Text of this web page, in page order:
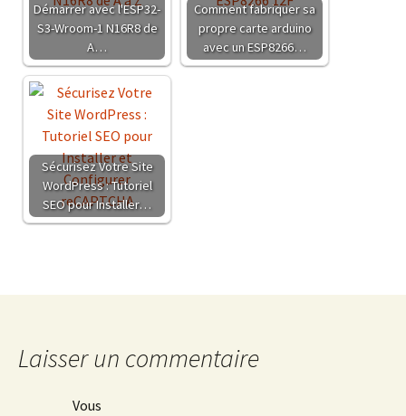
Démarrer avec l'ESP32-
S3-Wroom-1 N16R8 de
A…
Comment fabriquer sa
propre carte arduino
avec un ESP8266…
Sécurisez Votre Site
WordPress : Tutoriel
SEO pour Installer…
Laisser un commentaire
Vous